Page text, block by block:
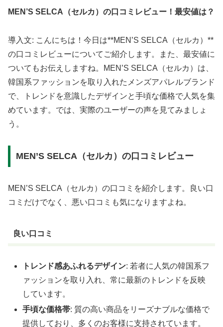
MEN’S SELCA（セルカ）の口コミレビュー！最安値は？
導入文: こんにちは！今日は**MEN’S SELCA（セルカ）**
の口コミレビューについてご紹介します。また、最安値に
ついてもお伝えしますね。MEN’S SELCA（セルカ）は、
韓国系ファッションを取り入れたメンズアパレルブランド
で、トレンドを意識したデザインと手頃な価格で人気を集
めています。では、実際のユーザーの声を見てみましょ
う。
MEN’S SELCA（セルカ）の口コミレビュー
MEN’S SELCA（セルカ）の口コミを紹介します。良い口
コミだけでなく、悪い口コミも気になりますよね。
良い口コミ
トレンド感あふれるデザイン: 若者に人気の韓国系フ
ァッションを取り入れ、常に最新のトレンドを反映
しています。
手頃な価格帯: 質の高い商品をリーズナブルな価格で
提供しており、多くのお客様に支持されています。